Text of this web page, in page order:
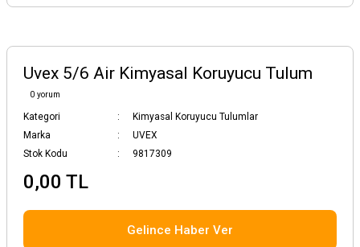
Uvex 5/6 Air Kimyasal Koruyucu Tulum
0 yorum
Kategori
Kimyasal Koruyucu Tulumlar
Marka
UVEX
Stok Kodu
9817309
0,00 TL
Gelince Haber Ver